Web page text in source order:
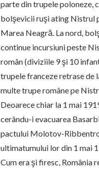
parte din trupele poloneze,
bolşevicii ruşi ating Nistrul
Marea Neagră. La nord,
continue incursiuni peste
român (diviziile 9 şi 10
trupele franceze retrase de
multe trupe române pe
Deoarece chiar la 1 mai
cerându-i evacuarea
pactului Molotov-
ultimatumului lor din 1 mai
Cum era şi firesc, România